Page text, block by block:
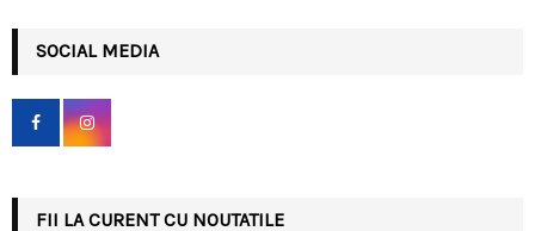
h
f
r
SOCIAL MEDIA
FII LA CURENT CU NOUTATILE